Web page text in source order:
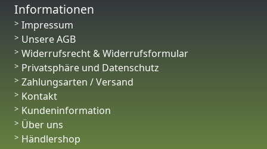
Informationen
Impressum
Unsere AGB
Widerrufsrecht & Widerrufsformular
Privatsphäre und Datenschutz
Zahlungsarten / Versand
Kontakt
Kundeninformation
Über uns
Händlershop